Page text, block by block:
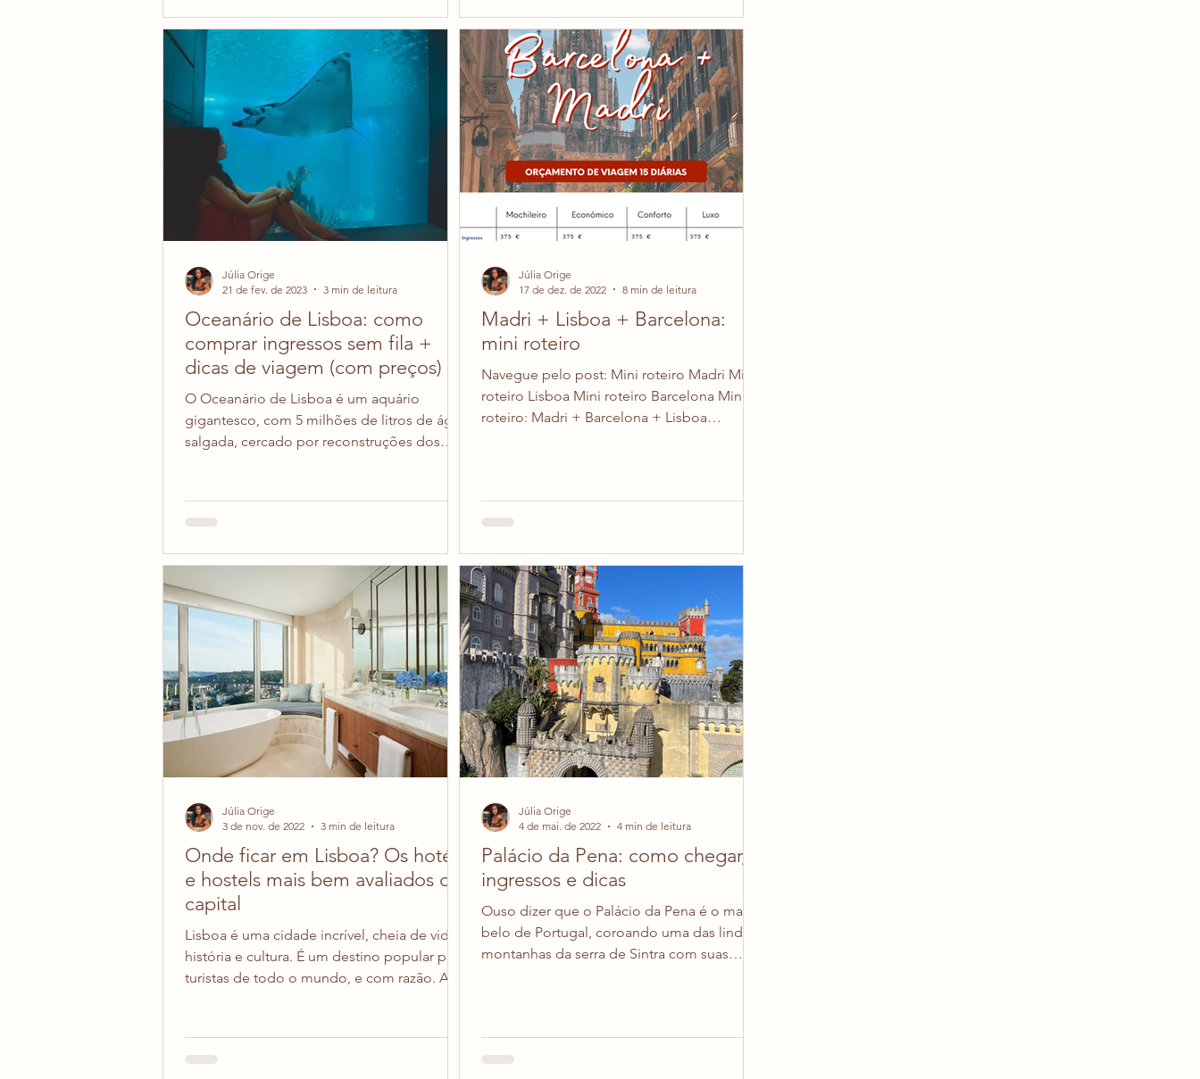
tenha custado 70kg de ouro por ano para
ser erguido, ou seja, mais de 7.000kg de
ouro no total. A construção é mesmo
impressionante, arq
explicar como chegar em Sintra de trem (ou
comboio) saindo de Lisboa. É a forma mais
fácil, barata e rápida. E também vou te
contar como pegar o ônib
Oceanário de Lisboa: como
comprar ingressos sem fila +
dicas de viagem (com preços)
O Oceanário de Lisboa é um aquário
gigantesco, com 5 milhões de litros de água
salgada, cercado por reconstruções dos
Júlia Orige
21 de fev. de 2023
3 min de leitura
Madri + Lisboa + Barcelona:
mini roteiro
Navegue pelo post: Mini roteiro Madri Mini
roteiro Lisboa Mini roteiro Barcelona Mini
roteiro: Madri + Barcelona + Lisboa
Júlia Orige
17 de dez. de 2022
8 min de leitura
Onde ficar em Lisboa? Os hotéis
e hostels mais bem avaliados da
capital
Lisboa é uma cidade incrível, cheia de vida,
história e cultura. É um destino popular para
turistas de todo o mundo, e com razão. A...
Júlia Orige
3 de nov. de 2022
3 min de leitura
Palácio da Pena: como chegar,
ingressos e dicas
Ouso dizer que o Palácio da Pena é o mais
belo de Portugal, coroando uma das lindas
montanhas da serra de Sintra com suas
Júlia Orige
4 de mai. de 2022
4 min de leitura